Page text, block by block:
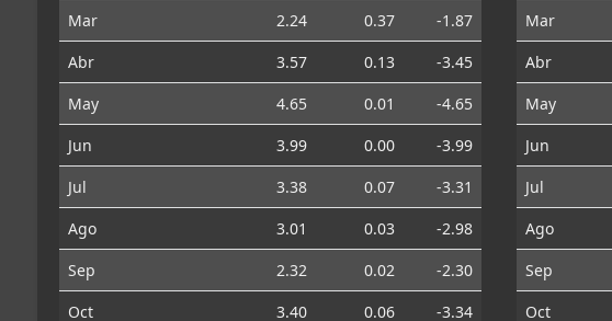
Mar
2.24 0.37
-1.87
Abr
3.57 0.13
-3.45
May
4.65 0.01
-4.65
Jun
3.99 0.00
-3.99
Jul
3.38 0.07
-3.31
Ago
3.01 0.03
-2.98
Sep
2.32 0.02
-2.30
Oct
3.40 0.06 -3.34
Mar
Abr
May
Jun
Jul
Ago
Sep
Oct